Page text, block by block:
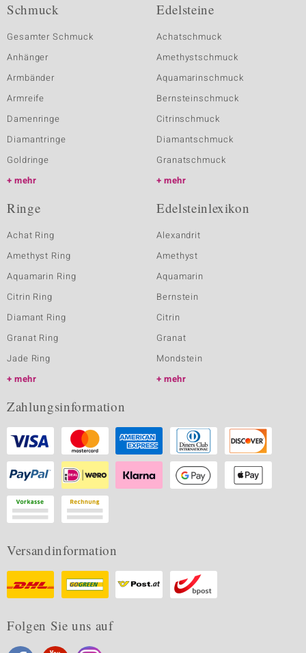
Schmuck
Gesamter Schmuck
Anhänger
Armbänder
Armreife
Damenringe
Diamantringe
Goldringe
mehr
Edelsteine
Achatschmuck
Amethystschmuck
Aquamarinschmuck
Bernsteinschmuck
Citrinschmuck
Diamantschmuck
Granatschmuck
mehr
Ringe
Achat Ring
Amethyst Ring
Aquamarin Ring
Citrin Ring
Diamant Ring
Granat Ring
Jade Ring
mehr
Edelsteinlexikon
Alexandrit
Amethyst
Aquamarin
Bernstein
Citrin
Granat
Mondstein
mehr
Zahlungsinformation
Versandinformation
Folgen Sie uns auf